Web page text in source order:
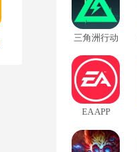
三角洲行动
EA APP